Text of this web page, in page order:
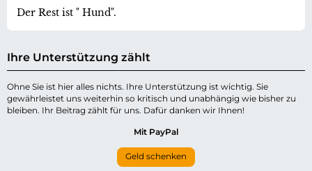
Der Rest ist " Hund".
Ihre Unterstützung zählt
Ohne Sie ist hier alles nichts. Ihre Unterstützung ist wichtig. Sie
gewährleistet uns weiterhin so kritisch und unabhängig wie bisher zu
bleiben. Ihr Beitrag zählt für uns. Dafür danken wir Ihnen!
Mit PayPal
Geld schenken